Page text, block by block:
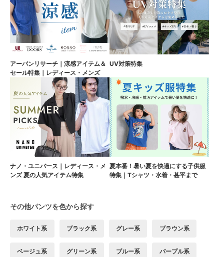
アーバンリサーチ｜涼感アイテム＆
セール特集｜レディース・メンズ
UV対策特集
ナノ・ユニバース｜レディース・メ
ンズ 夏の人気アイテム特集
夏本番！暑い夏を快適にする子供服
特集｜Tシャツ・水着・甚平まで
その他パンツを色から探す
ホワイト系 ブラック系 グレー系 ブラウン系
ベージュ系 グリーン系 ブルー系 パープル系